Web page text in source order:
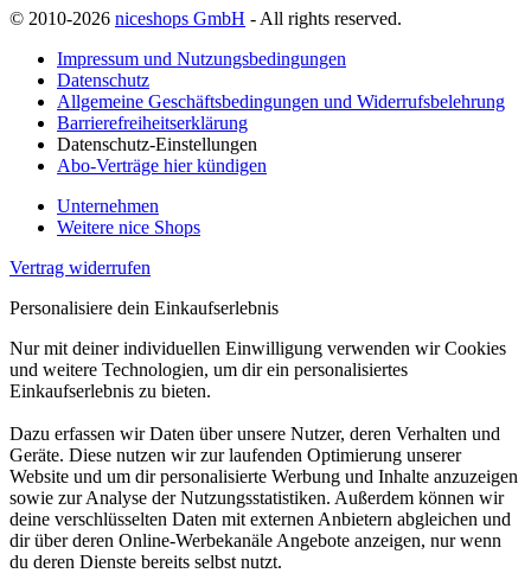
© 2010-2026 niceshops GmbH - All rights reserved.
Impressum und Nutzungsbedingungen
Datenschutz
Allgemeine Geschäftsbedingungen und Widerrufsbelehrung
Barrierefreiheitserklärung
Datenschutz-Einstellungen
Abo-Verträge hier kündigen
Unternehmen
Weitere nice Shops
Vertrag widerrufen
Personalisiere dein Einkaufserlebnis
Nur mit deiner individuellen Einwilligung verwenden wir Cookies
und weitere Technologien, um dir ein personalisiertes
Einkaufserlebnis zu bieten.
Dazu erfassen wir Daten über unsere Nutzer, deren Verhalten und
Geräte. Diese nutzen wir zur laufenden Optimierung unserer
Website und um dir personalisierte Werbung und Inhalte anzuzeigen
sowie zur Analyse der Nutzungsstatistiken. Außerdem können wir
deine verschlüsselten Daten mit externen Anbietern abgleichen und
dir über deren Online-Werbekanäle Angebote anzeigen, nur wenn
du deren Dienste bereits selbst nutzt.